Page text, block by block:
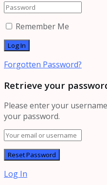
Remember Me
Forgotten Password?
Retrieve your
Please enter your
your password.
Log In